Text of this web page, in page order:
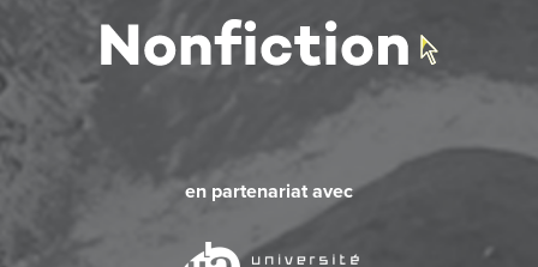
en partenariat avec